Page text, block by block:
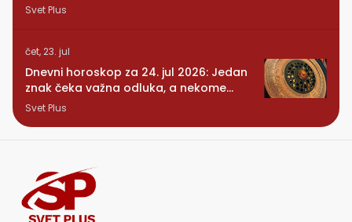
dugo čekao
Svet Plus
čet, 23. jul
Dnevni horoskop za 24. jul 2026: Jedan
znak čeka važna odluka, a nekome
stiže iznenađenje
Svet Plus